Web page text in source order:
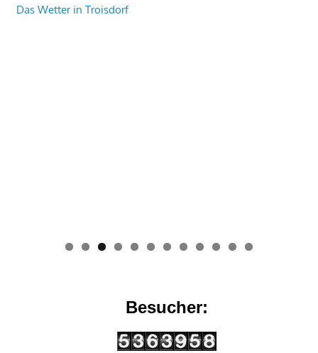
Das Wetter in Troisdorf
0 1 2
Besucher: